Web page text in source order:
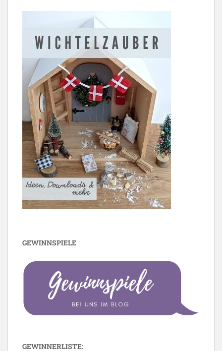
GEWINNSPIELE
GEWINNERLISTE: